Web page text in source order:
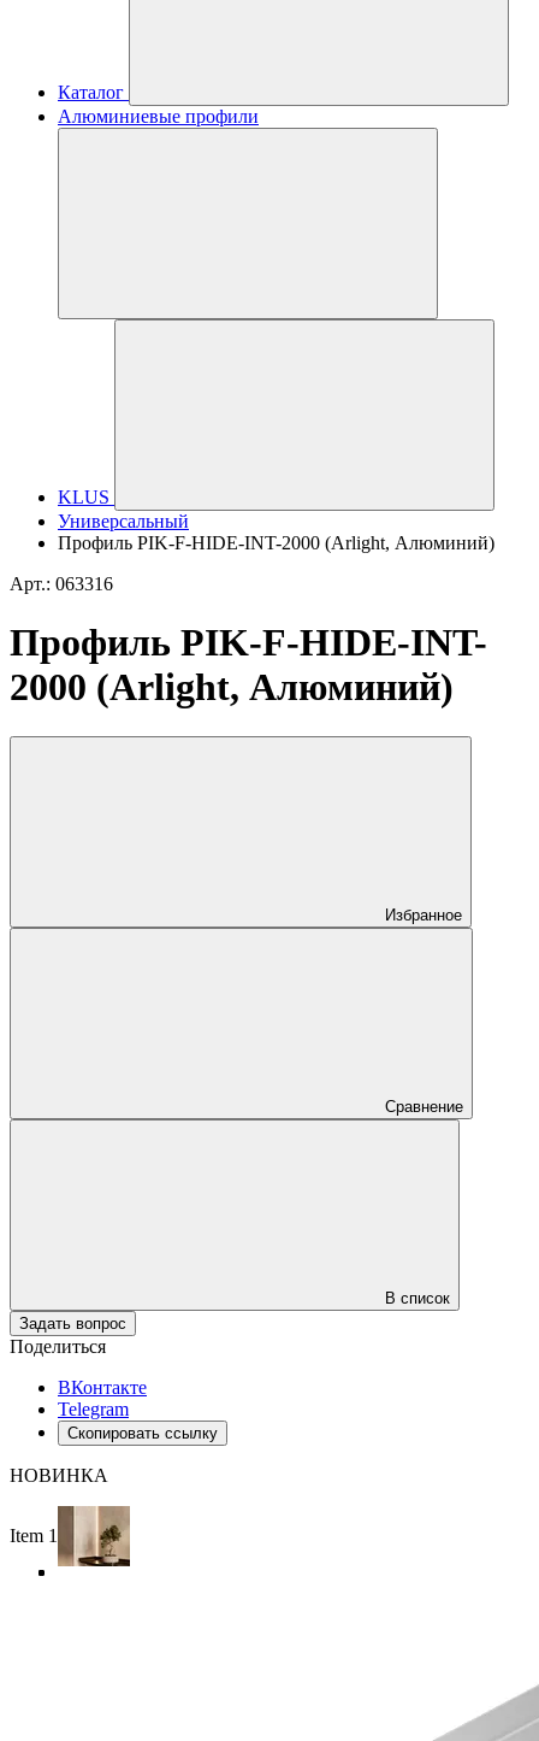
Каталог
Алюминиевые профили
KLUS
Универсальный
Профиль PIK-F-HIDE-INT-2000 (Arlight, Алюминий)
Арт.: 063316
Профиль PIK-F-HIDE-INT-
2000 (Arlight, Алюминий)
Избранное
Сравнение
В список
Задать вопрос
Поделиться
ВКонтакте
Telegram
Скопировать ссылку
НОВИНКА
Item 1 of 4